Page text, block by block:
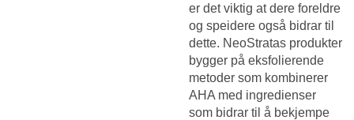
er det viktig at dere foreldre
og speidere også bidrar til
dette. NeoStratas produkter
bygger på eksfolierende
metoder som kombinerer
AHA med ingredienser
som bidrar til å bekjempe